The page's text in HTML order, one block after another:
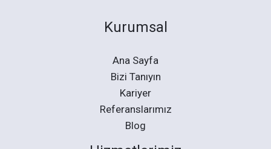
u
e
e
Kurumsal
Ana Sayfa
Bizi Tanıyın
Kariyer
Referanslarımız
Blog